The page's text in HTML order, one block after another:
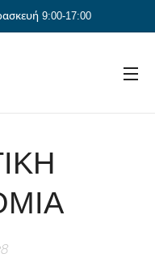
9:00-17:00